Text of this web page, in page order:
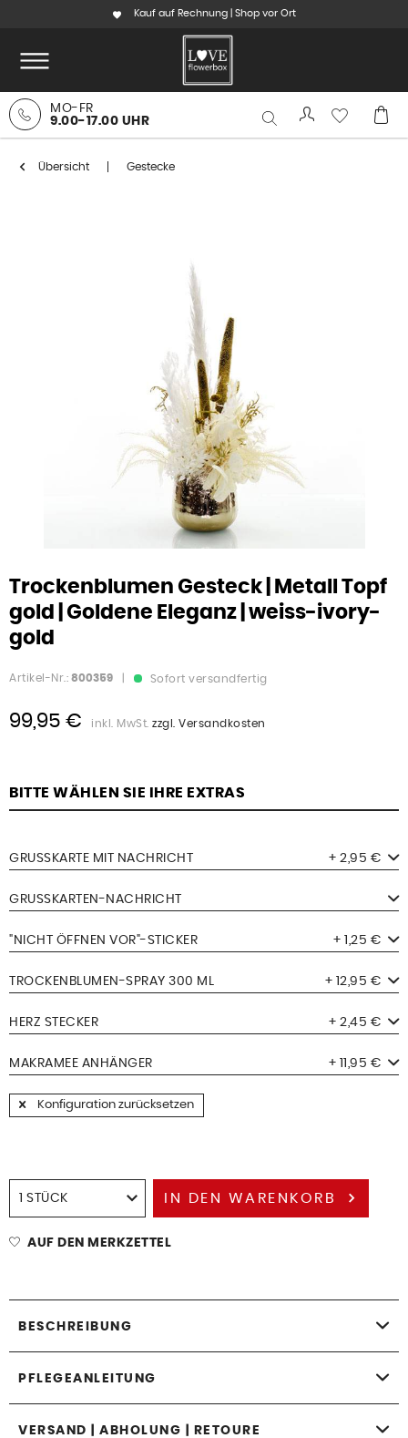
Kauf auf Rechnung | Shop vor Ort
MO-FR
9.00-17.00 UHR
Übersicht Gestecke
Trockenblumen Gesteck | Metall Topf
gold | Goldene Eleganz | weiss-ivory-
gold
Artikel-Nr.: 800359 Sofort versandfertig
99,95 € inkl. MwSt. zzgl. Versandkosten
BITTE WÄHLEN SIE IHRE EXTRAS
GRUSSKARTE MIT NACHRICHT + 2,95 €
GRUSSKARTEN-NACHRICHT
"NICHT ÖFFNEN VOR"-STICKER + 1,25 €
TROCKENBLUMEN-SPRAY 300 ML + 12,95 €
HERZ STECKER + 2,45 €
MAKRAMEE ANHÄNGER + 11,95 €
Konfiguration zurücksetzen
IN DEN WARENKORB
AUF DEN MERKZETTEL
BESCHREIBUNG
PFLEGEANLEITUNG
VERSAND | ABHOLUNG | RETOURE